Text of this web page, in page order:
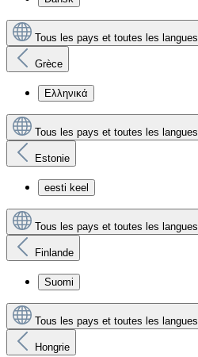
Tous les pays et toutes les langues
Grèce
Ελληνικά
Tous les pays et toutes les langues
Estonie
eesti keel
Tous les pays et toutes les langues
Finlande
Suomi
Tous les pays et toutes les langues
Hongrie